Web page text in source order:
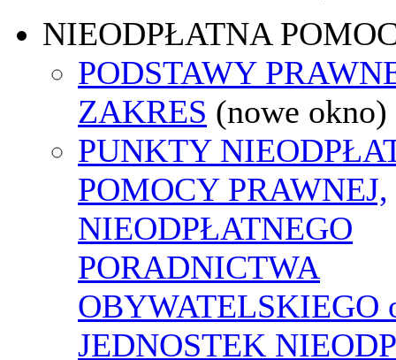
NIEODPŁATNA
PODSTAWY
ZAKRES (nowe okno)
PUNKTY
POMOCY PRAWNEJ,
NIEODPŁATNEGO
PORADNICTWA
OBYWATELSKIEGO
JEDNOSTEK